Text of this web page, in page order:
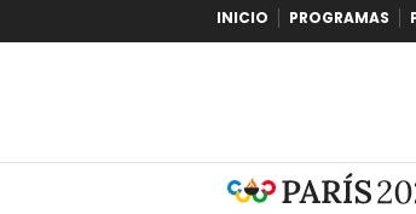
INICIO PROGRAMAS